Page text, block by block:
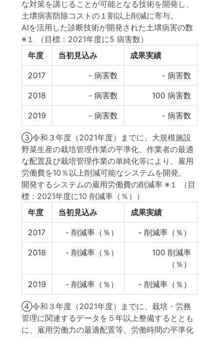
な対策を講じることが可能となる技術を開発し、
土壌病害防除コストの１割以上削減に寄与。
AIを活用した診断技術が開発された土壌病害の数
※１
（目標：2021年度に5 病害数）
年度
当初見込み 成果実績
2017 - 病害数 - 病害数
2018 - 病害数 100 病害数
2019 - 病害数 - 病害数
③令和３年度（2021年度）までに、大規模施設
野菜生産の栽培管理作業の平準化、作業者の最適
な配置及び栽培管理作業の単純化等により、雇用
労働費を10％以上削減可能なシステムを開発。
開発するシステムの雇用労働費の削減率 ※１
（目
標：2021年度に10 削減率（％））
年度
当初見込み 成果実績
2017 - 削減率（％） - 削減率（％）
2018 - 削減率（％） 100 削減率
（％）
2019 - 削減率（％） - 削減率（％）
④令和３年度（2021年度）までに、栽培・労務
管理に関連するデータを５年以上整備するととも
に、雇用労働力の最適配置等、労働時間の平準化